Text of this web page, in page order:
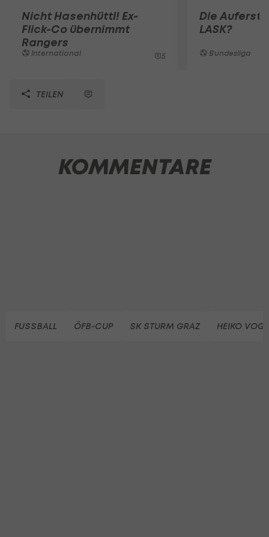
Nicht Hasenhüttl! Ex-
Flick-Co übernimmt
Rangers
International 5
Die
LASK?
Bundesliga
TEILEN
KOMMENTARE
FUSSBALL ÖFB-CUP SK STURM GRAZ HEIKO